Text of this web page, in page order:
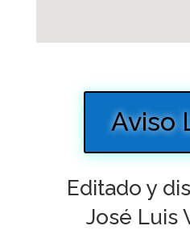
Aviso
Editado y
José Luis